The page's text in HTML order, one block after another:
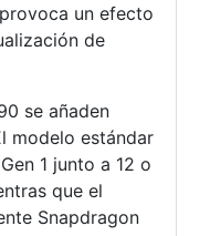
un efecto
de
se añaden
modelo estándar
1 junto a 12 o
que el
Snapdragon